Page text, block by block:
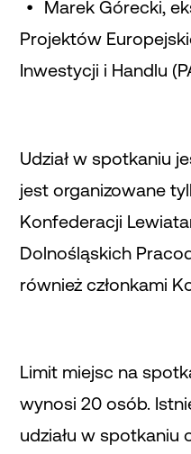
Marek Górecki,
Projektów
Inwestycji i Handlu
Udział w spotkaniu
jest organizowane
Konfederacji
Dolnośląskich
również członkami
Limit miejsc na
wynosi 20 osób.
udziału w spotkaniu